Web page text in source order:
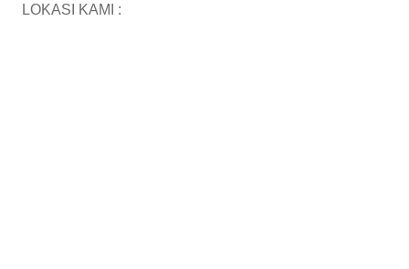
LOKASI KAMI :